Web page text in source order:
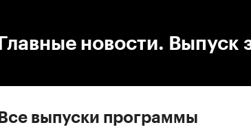
Главные новости. Выпуск
Все выпуски программы